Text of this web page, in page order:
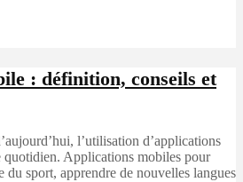
: définition, conseils et
l’utilisation d’applications
quotidien. Applications mobiles pour
du sport, apprendre de nouvelles langues